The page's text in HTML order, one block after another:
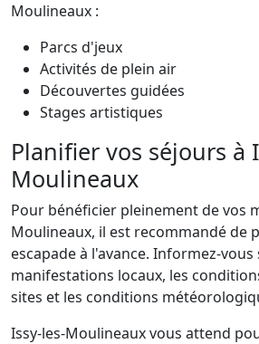
Moulineaux :
Parcs d'jeux
Activités de plein air
Découvertes guidées
Stages artistiques
Planifier vos séjours à
Moulineaux
Pour bénéficier pleinement de vos
Moulineaux, il est recommandé de
escapade à l'avance. Informez-vous
manifestations locaux, les
sites et les conditions
Issy-les-Moulineaux vous attend